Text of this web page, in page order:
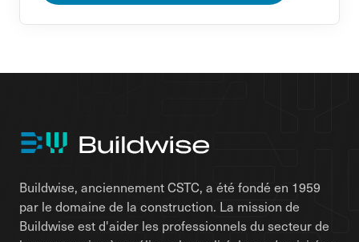
Buildwise, anciennement CSTC, a été fondé en 1959
par le domaine de la construction. La mission de
Buildwise est d'aider les professionnels du secteur de